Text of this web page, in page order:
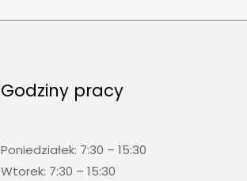
Godziny pracy
Poniedziałek: 7:30 – 15:30
Wtorek: 7:30 – 15:30